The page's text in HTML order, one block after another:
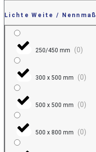
Lichte Weite / Nennmaß
250/450 mm (0)
300 x 500 mm (0)
500 x 500 mm (0)
500 x 800 mm (0)